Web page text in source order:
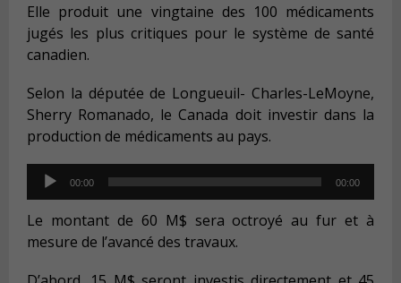
Elle produit une vingtaine des 100 médicaments
jugés les plus critiques pour le système de santé
canadien.
Selon la députée de Longueuil- Charles-LeMoyne,
Sherry Romanado, le Canada doit investir dans la
production de médicaments au pays.
Audio
Player
00:00 00:00
Le montant de 60 M$ sera octroyé au fur et à
mesure de l’avancé des travaux.